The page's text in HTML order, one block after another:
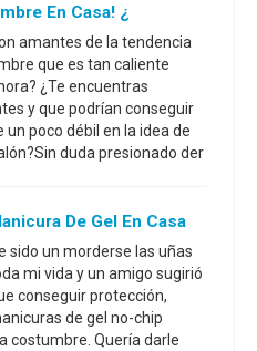
En Casa! ¿
amantes de la tendencia
que es tan caliente
¿Te encuentras
y que podrían conseguir
poco débil en la idea de
duda presionado der
De Gel En Casa
sido un morderse las uñas
mi vida y un amigo sugirió
conseguir protección,
de gel no-chip
costumbre. Quería darle